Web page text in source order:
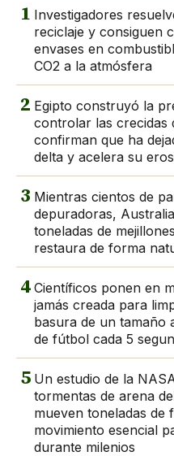
1 Investigadores
reciclaje y consiguen
envases en
CO2 a la atmósfera
2 Egipto construyó la
controlar las crecidas
confirman que ha
delta y acelera su
3 Mientras cientos de
depuradoras,
toneladas de
restaura de forma
4 Científicos ponen en
jamás creada para
basura de un tamaño
de fútbol cada 5
5 Un estudio de la
tormentas de arena
mueven toneladas
movimiento esencial
durante milenios